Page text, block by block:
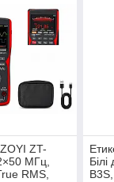
ZT-
МГц,
RMS,